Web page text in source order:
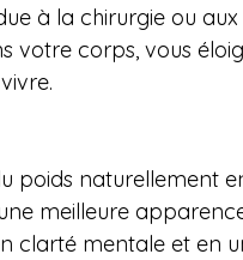
à la chirurgie ou
votre corps, vous
poids naturellement
meilleure
clarté mentale et en